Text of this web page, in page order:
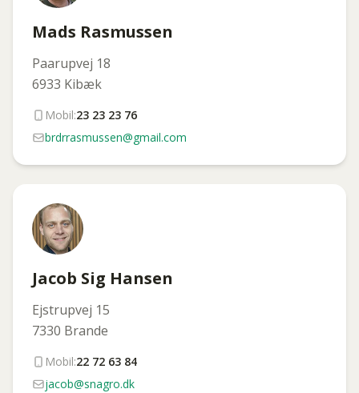
Mads Rasmussen
Paarupvej 18
6933 Kibæk
Mobil:23 23 23 76
brdrrasmussen@gmail.com
Jacob Sig Hansen
Ejstrupvej 15
7330 Brande
Mobil:22 72 63 84
jacob@snagro.dk